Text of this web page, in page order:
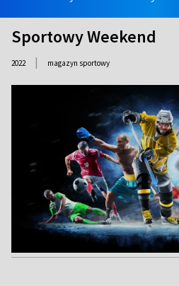
Sportowy Weekend
2022 | magazyn sportowy